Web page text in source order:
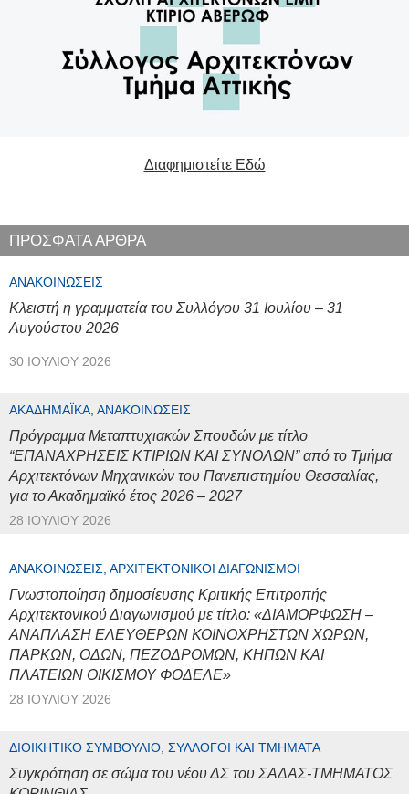
Διαφημιστείτε Εδώ
ΠΡΟΣΦΑΤΑ ΑΡΘΡΑ
ΑΝΑΚΟΙΝΏΣΕΙΣ
Κλειστή η γραμματεία του Συλλόγου 31 Ιουλίου – 31
Αυγούστου 2026
30 ΙΟΥΛΊΟΥ 2026
ΑΚΑΔΗΜΑΪΚΆ, ΑΝΑΚΟΙΝΏΣΕΙΣ
Πρόγραμμα Μεταπτυχιακών Σπουδών με τίτλο
“ΕΠΑΝΑΧΡΗΣΕΙΣ ΚΤΙΡΙΩΝ ΚΑΙ ΣΥΝΟΛΩΝ” από το Τμήμα
Αρχιτεκτόνων Μηχανικών του Πανεπιστημίου Θεσσαλίας,
για το Ακαδημαϊκό έτος 2026 – 2027
28 ΙΟΥΛΊΟΥ 2026
ΑΝΑΚΟΙΝΏΣΕΙΣ, ΑΡΧΙΤΕΚΤΟΝΙΚΟΊ ΔΙΑΓΩΝΙΣΜΟΊ
Γνωστοποίηση δημοσίευσης Κριτικής Επιτροπής
Αρχιτεκτονικού Διαγωνισμού με τίτλο: «ΔΙΑΜΟΡΦΩΣΗ –
ΑΝΑΠΛΑΣΗ ΕΛΕΥΘΕΡΩΝ ΚΟΙΝΟΧΡΗΣΤΩΝ ΧΩΡΩΝ,
ΠΑΡΚΩΝ, ΟΔΩΝ, ΠΕΖΟΔΡΟΜΩΝ, ΚΗΠΩΝ ΚΑΙ
ΠΛΑΤΕΙΩΝ ΟΙΚΙΣΜΟΥ ΦΟΔΕΛΕ»
28 ΙΟΥΛΊΟΥ 2026
ΔΙΟΙΚΗΤΙΚΌ ΣΥΜΒΟΎΛΙΟ, ΣΎΛΛΟΓΟΙ ΚΑΙ ΤΜΉΜΑΤΑ
Συγκρότηση σε σώμα του νέου ΔΣ του ΣΑΔΑΣ-ΤΜΗΜΑΤΟΣ